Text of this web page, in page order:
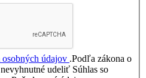
osobných údajov .Podľa zákona o
udeliť Súhlas so